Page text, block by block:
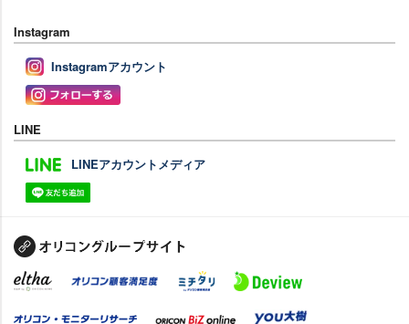
Instagram
Instagramアカウント
LINE
LINEアカウントメディア